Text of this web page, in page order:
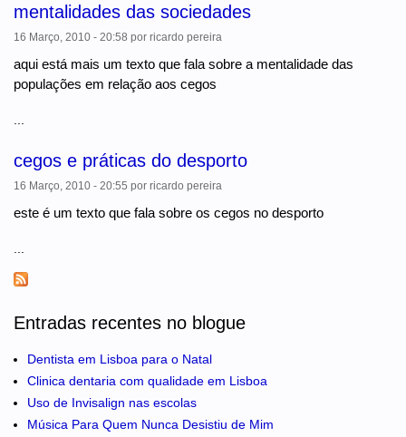
mentalidades das sociedades
16 Março, 2010 - 20:58 por ricardo pereira
aqui está mais um texto que fala sobre a mentalidade das
populações em relação aos cegos
cegos e práticas do desporto
16 Março, 2010 - 20:55 por ricardo pereira
este é um texto que fala sobre os cegos no desporto
Entradas recentes no blogue
Dentista em Lisboa para o Natal
Clinica dentaria com qualidade em Lisboa
Uso de Invisalign nas escolas
Música Para Quem Nunca Desistiu de Mim